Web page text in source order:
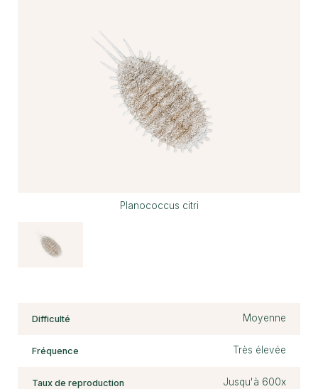
Planococcus citri
Difficulté Moyenne
Fréquence Très élevée
Taux de reproduction Jusqu'à 600x